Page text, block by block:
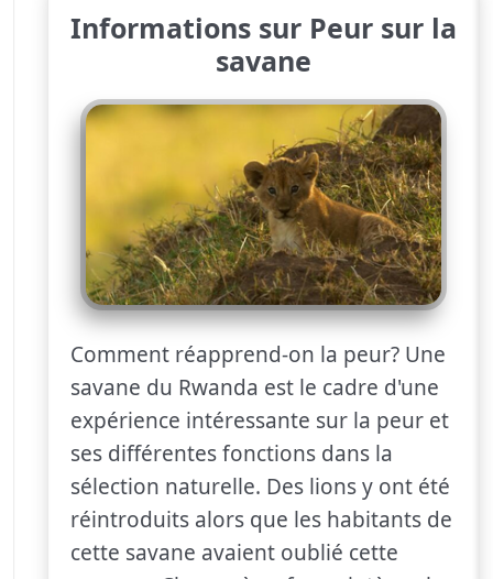
Informations sur Peur sur la
savane
Comment réapprend-on la peur? Une
savane du Rwanda est le cadre d'une
expérience intéressante sur la peur et
ses différentes fonctions dans la
sélection naturelle. Des lions y ont été
réintroduits alors que les habitants de
cette savane avaient oublié cette